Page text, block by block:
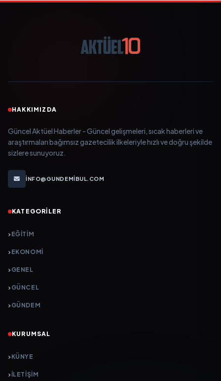
HAKKIMIZDA
Güncel Aktüel Haberler - Güncel gelişmeleri, sıcak haberleri ve
araştırmaları bağımsız gazetecilik ilkeleriyle hızlı ve doğru şekilde
sizlere sunuyoruz.
INFO@GUNDEMIBUL.COM
KATEGORILER
EĞITIM
EKONOMI
GENEL
GÜNCEL
GÜNDEM
KURUMSAL
KÜNYE
İLETIŞIM